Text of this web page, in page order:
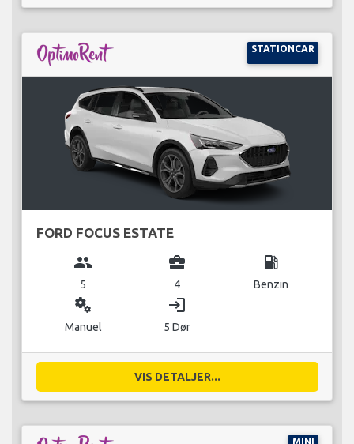
STATIONCAR
FORD FOCUS ESTATE
group
5
business_center
4
local_gas_station
Benzin
miscellaneous_services
Manuel
login
5 Dør
VIS DETALJER...
MINI